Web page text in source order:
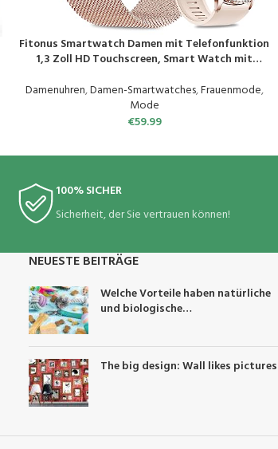
PRODUKT KAUFEN
Fitonus Smartwatch Damen mit Telefonfunktion
1,3 Zoll HD Touchscreen, Smart Watch mit
SpO2 Schlafmonitor, IP68 Fitnessuhr Tracker für
iOS Android
Damenuhren,Damen-Smartwatches,Frauenmode,
Mode
€59.99
100% SICHER
Sicherheit, der Sie vertrauen können!
NEUESTE BEITRÄGE
Welche Vorteile haben natürliche
und biologische
The big design: Wall likes pictures